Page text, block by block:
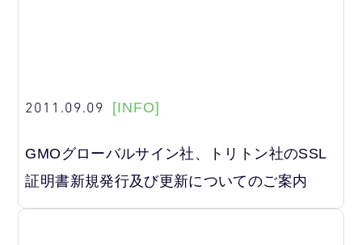
2011.09.09 [INFO]
GMOグローバルサイン社、トリトン社のSSL
証明書新規発行及び更新についてのご案内